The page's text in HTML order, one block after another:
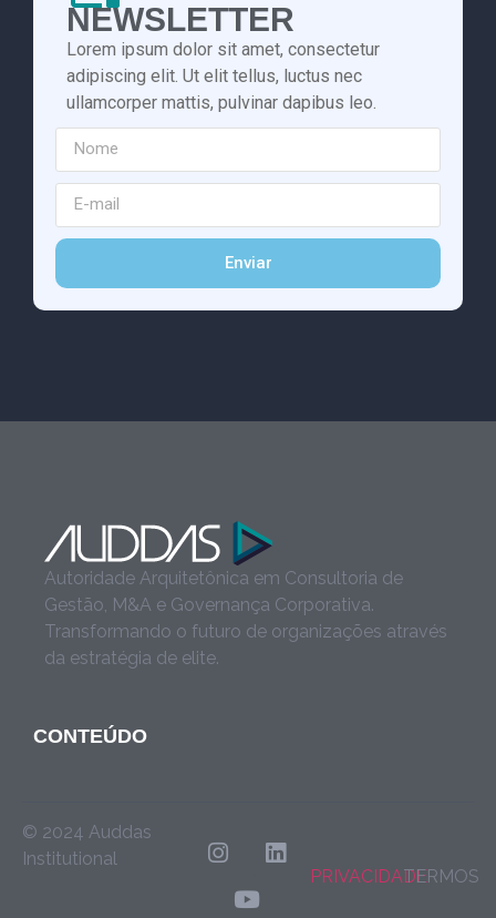
NEWSLETTER
Lorem ipsum dolor sit amet, consectetur
adipiscing elit. Ut elit tellus, luctus nec
ullamcorper mattis, pulvinar dapibus leo.
Enviar
Autoridade Arquitetônica em Consultoria de
Gestão, M&A e Governança Corporativa.
Transformando o futuro de organizações através
da estratégia de elite.
CONTEÚDO
© 2024 Auddas
Institutional
PRIVACIDADETERMOS